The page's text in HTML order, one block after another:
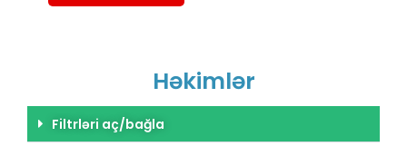
Həkimlər
Filtrləri aç/bağla